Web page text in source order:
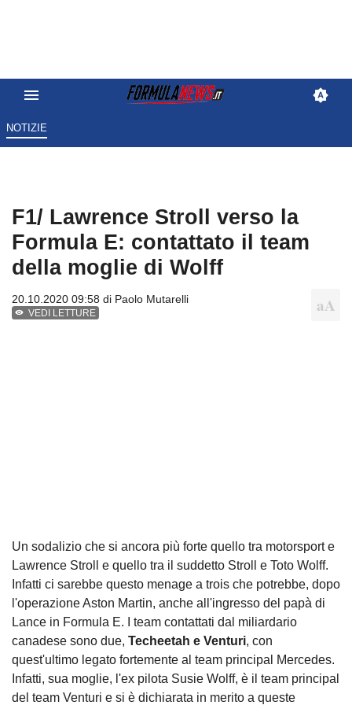
NOTIZIE
F1/ Lawrence Stroll verso la
Formula E: contattato il team
della moglie di Wolff
20.10.2020 09:58 di Paolo Mutarelli
VEDI LETTURE
Un sodalizio che si ancora più forte quello tra motorsport e
Lawrence Stroll e quello tra il suddetto Stroll e Toto Wolff.
Infatti ci sarebbe questo menage a trois che potrebbe, dopo
l'operazione Aston Martin, anche all'ingresso del papà di
Lance in Formula E. I team contattati dal miliardario
canadese sono due, Techeetah e Venturi, con
quest'ultimo legato fortemente al team principal Mercedes.
Infatti, sua moglie, l'ex pilota Susie Wolff, è il team principal
del team Venturi e si è dichiarata in merito a queste